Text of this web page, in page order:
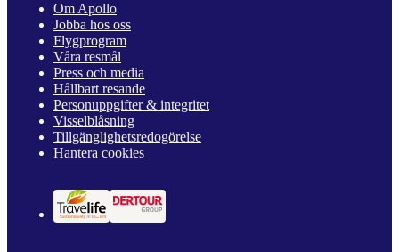
Om Apollo
Jobba hos oss
Flygprogram
Våra resmål
Press och media
Hållbart resande
Personuppgifter & integritet
Visselblåsning
Tillgänglighetsredogörelse
Hantera cookies